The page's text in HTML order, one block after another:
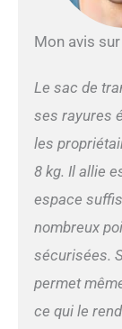
Mon avis
Le sac de
ses rayures
les
8 kg. Il allie
espace
nombreux
sécurisées.
permet
ce qui le